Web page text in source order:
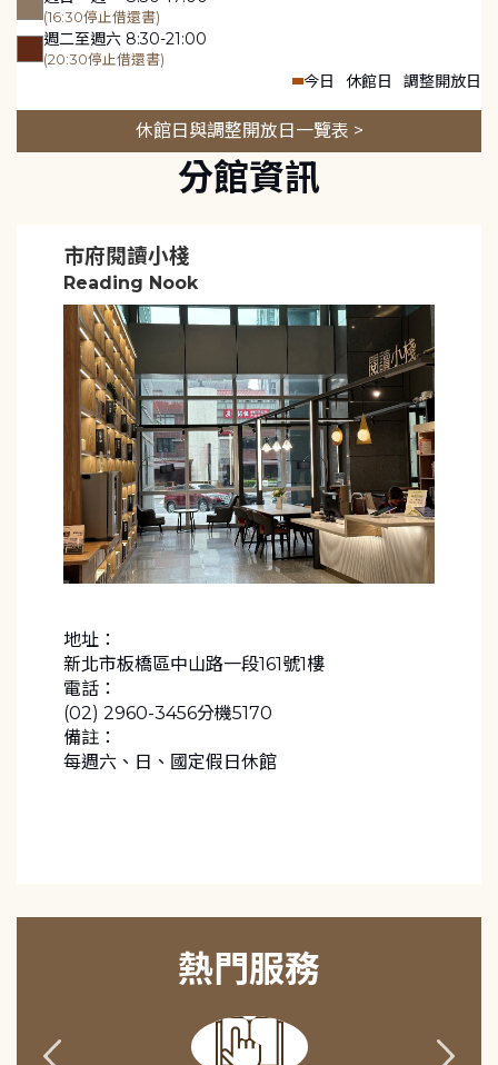
(16:30停止借還書)
週二至週六 8:30-21:00
(20:30停止借還書)
今日 休館日 調整開放日
休館日與調整開放日一覽表 >
分館資訊
市府閱讀小棧
Reading Nook
地址：
新北市板橋區中山路一段161號1樓
電話：
(02) 2960-3456分機5170
備註：
每週六、日、國定假日休館
熱門服務